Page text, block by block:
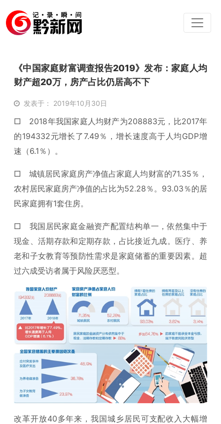
《中国家庭财富调查报告2019》发布：家庭人均
财产超20万，房产占比仍居高不下
发表于： 2019年10月30日
□ 2018年我国家庭人均财产为208883元，比2017年
的194332元增长了7.49％，增长速度高于人均GDP增
速（6.1％）。
□ 城镇居民家庭房产净值占家庭人均财富的71.35％，
农村居民家庭房产净值的占比为52.28％。93.03％的居
民家庭拥有1套住房。
□ 我国居民家庭金融资产配置结构单一，依然集中于
现金、活期存款和定期存款，占比接近九成。医疗、养
老和子女教育等预防性需求是家庭储蓄的重要因素。超
过六成受访者属于风险厌恶型。
改革开放40多年来，我国城乡居民可支配收入大幅增